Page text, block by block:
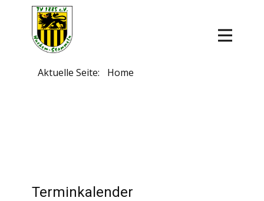
Aktuelle Seite: Home
Terminkalender